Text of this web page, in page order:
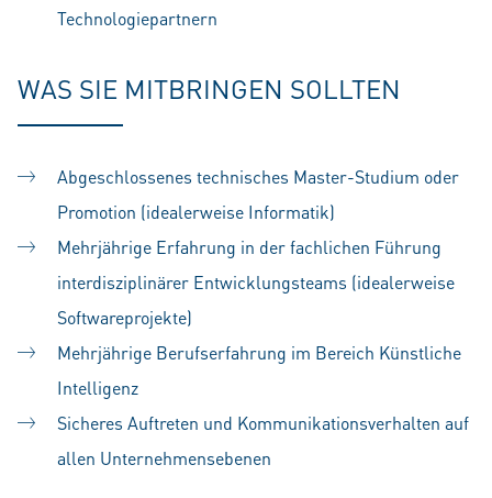
Technologiepartnern
WAS SIE MITBRINGEN SOLLTEN
Abgeschlossenes technisches Master-Studium oder
Promotion (idealerweise Informatik)
Mehrjährige Erfahrung in der fachlichen Führung
interdisziplinärer Entwicklungsteams (idealerweise
Softwareprojekte)
Mehrjährige Berufserfahrung im Bereich Künstliche
Intelligenz
Sicheres Auftreten und Kommunikationsverhalten auf
allen Unternehmensebenen